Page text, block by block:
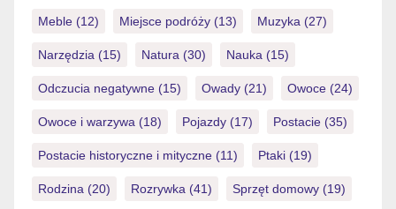
Meble (12) Miejsce podróży (13) Muzyka (27)
Narzędzia (15) Natura (30) Nauka (15)
Odczucia negatywne (15) Owady (21) Owoce (24)
Owoce i warzywa (18) Pojazdy (17) Postacie (35)
Postacie historyczne i mityczne (11) Ptaki (19)
Rodzina (20) Rozrywka (41) Sprzęt domowy (19)